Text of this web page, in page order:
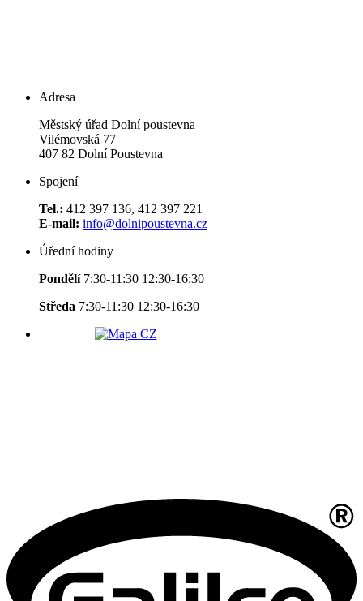
Adresa
Městský úřad Dolní poustevna
Vilémovská 77
407 82 Dolní Poustevna
Spojení
Tel.: 412 397 136, 412 397 221
E-mail: info@dolnipoustevna.cz
Úřední hodiny
Pondělí 7:30-11:30 12:30-16:30
Středa 7:30-11:30 12:30-16:30